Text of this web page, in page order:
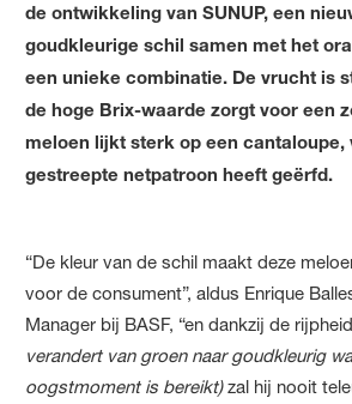
de ontwikkeling van SUNUP, een
goudkleurige schil samen met het
een unieke combinatie. De vrucht is
de hoge Brix-waarde zorgt voor een
meloen lijkt sterk op een cantaloupe,
gestreepte netpatroon heeft geërfd.
“De kleur van de schil maakt deze
voor de consument”, aldus Enrique
Manager bij BASF, “en dankzij de
verandert van groen naar goudkleurig
oogstmoment is bereikt)zal hij nooit